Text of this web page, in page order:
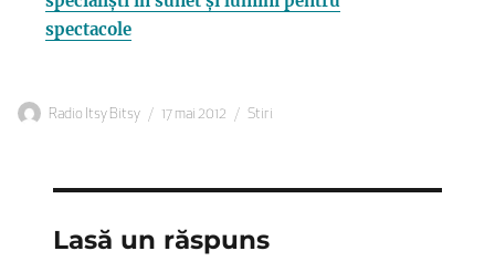
spectacole
Autor
Radio Itsy Bitsy
Publicat
17 mai 2012 Categorii
Stiri
Lasă un răspuns